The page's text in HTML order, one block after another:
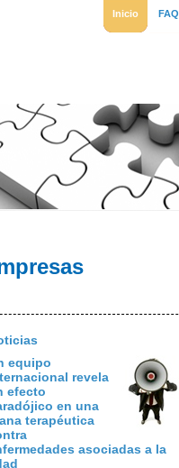
Inicio FAQ
equipo
revela
efecto
en una
terapéutica
asociadas a la